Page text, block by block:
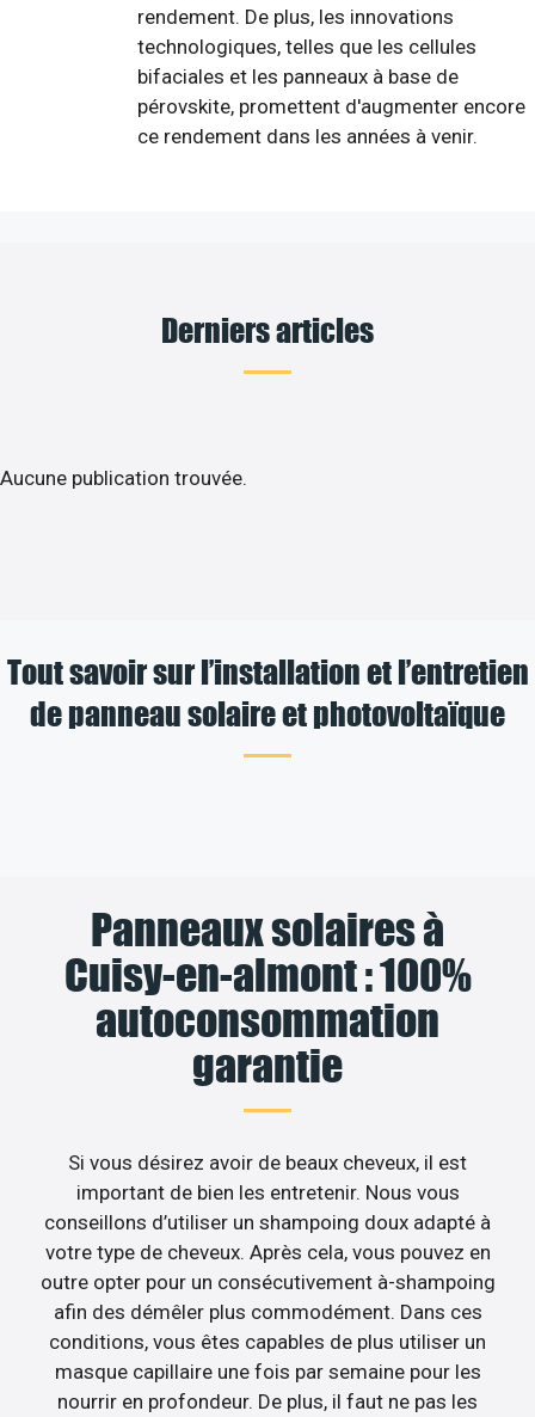
rendement. De plus, les innovations
technologiques, telles que les cellules
bifaciales et les panneaux à base de
pérovskite, promettent d'augmenter encore
ce rendement dans les années à venir.
Derniers articles
Aucune publication trouvée.
Tout savoir sur l’installation et l’entretien
de panneau solaire et photovoltaïque
Panneaux solaires à
Cuisy-en-almont : 100%
autoconsommation
garantie
Si vous désirez avoir de beaux cheveux, il est
important de bien les entretenir. Nous vous
conseillons d’utiliser un shampoing doux adapté à
votre type de cheveux. Après cela, vous pouvez en
outre opter pour un consécutivement à-shampoing
afin des démêler plus commodément. Dans ces
conditions, vous êtes capables de plus utiliser un
masque capillaire une fois par semaine pour les
nourrir en profondeur. De plus, il faut ne pas les